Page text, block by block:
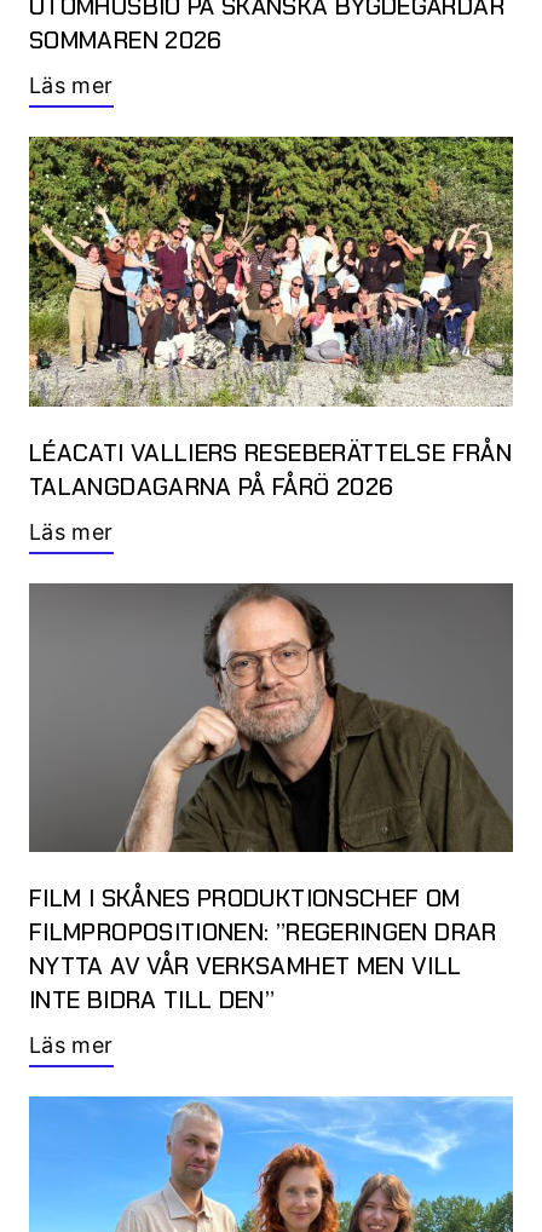
UTOMHUSBIO PÅ SKÅNSKA BYGDEGÅRDAR
SOMMAREN 2026
Läs mer
LÉACATI VALLIERS RESEBERÄTTELSE FRÅN
TALANGDAGARNA PÅ FÅRÖ 2026
Läs mer
FILM I SKÅNES PRODUKTIONSCHEF OM
FILMPROPOSITIONEN: ”REGERINGEN DRAR
NYTTA AV VÅR VERKSAMHET MEN VILL
INTE BIDRA TILL DEN”
Läs mer